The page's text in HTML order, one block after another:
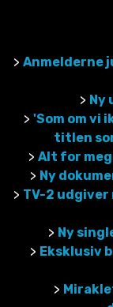
> Anmelderne
> Ny
> 'Som om vi
titlen
> Alt for
> Ny
> TV-2 udgiver
> Ny
> Eksklusiv
>